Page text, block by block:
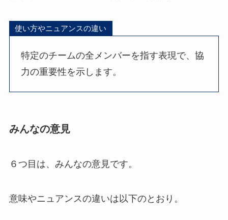
使い方やニュアンスの違い
特定のチームの全メンバーを指す表現で、協
力の重要性を示します。
みんなの意見
６つ目は、みんなの意見です。
意味やニュアンスの違いは以下のとおり。